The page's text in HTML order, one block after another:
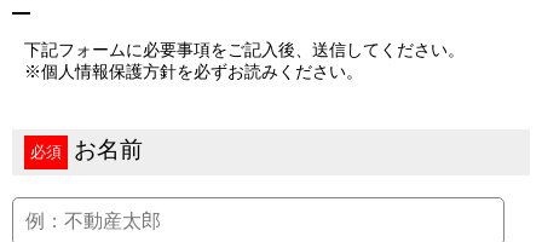
下記フォームに必要事項をご記入後、送信してください。
※個人情報保護方針を必ずお読みください。
必須 お名前